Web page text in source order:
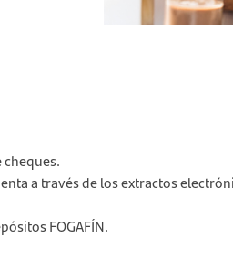
a través de los extractos
FOGAFÍN.